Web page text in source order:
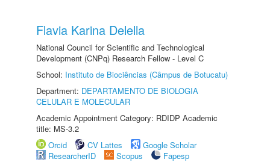
Flavia Karina Delella
National Council for Scientific and Technological
Development (CNPq) Research Fellow - Level C
School: Instituto de Biociências (Câmpus de Botucatu)
Department: DEPARTAMENTO DE BIOLOGIA
CELULAR E MOLECULAR
Academic Appointment Category: RDIDP Academic
title: MS-3.2
Orcid
CV Lattes
Google Scholar
ResearcherID
Scopus
Fapesp